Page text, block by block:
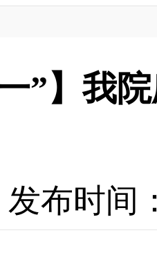
一”】我
发布时间